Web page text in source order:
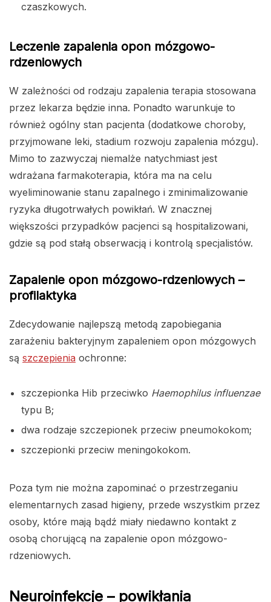
czaszkowych.
Leczenie zapalenia opon mózgowo-
rdzeniowych
W zależności od rodzaju zapalenia terapia stosowana
przez lekarza będzie inna. Ponadto warunkuje to
również ogólny stan pacjenta (dodatkowe choroby,
przyjmowane leki, stadium rozwoju zapalenia mózgu).
Mimo to zazwyczaj niemalże natychmiast jest
wdrażana farmakoterapia, która ma na celu
wyeliminowanie stanu zapalnego i zminimalizowanie
ryzyka długotrwałych powikłań. W znacznej
większości przypadków pacjenci są hospitalizowani,
gdzie są pod stałą obserwacją i kontrolą specjalistów.
Zapalenie opon mózgowo-rdzeniowych –
profilaktyka
Zdecydowanie najlepszą metodą zapobiegania
zarażeniu bakteryjnym zapaleniem opon mózgowych
są szczepienia ochronne:
szczepionka Hib przeciwko Haemophilus influenzae
typu B;
dwa rodzaje szczepionek przeciw pneumokokom;
szczepionki przeciw meningokokom.
Poza tym nie można zapominać o przestrzeganiu
elementarnych zasad higieny, przede wszystkim przez
osoby, które mają bądź miały niedawno kontakt z
osobą chorującą na zapalenie opon mózgowo-
rdzeniowych.
Neuroinfekcje – powikłania